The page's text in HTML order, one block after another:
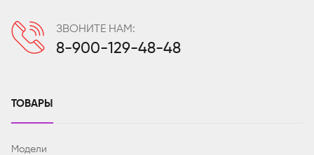
ЗВОНИТЕ НАМ:
8-900-129-48-48
ТОВАРЫ
Модели